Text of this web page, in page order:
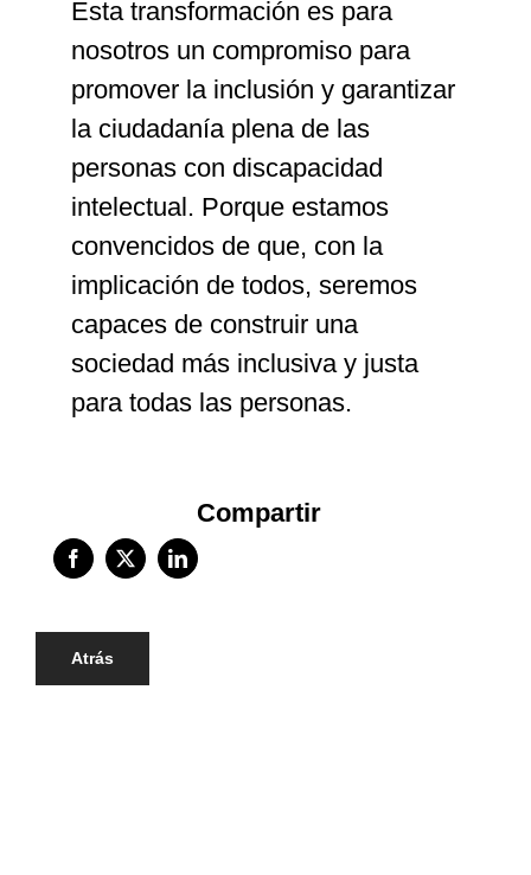
Esta transformación es para
nosotros un compromiso para
promover la inclusión y garantizar
la ciudadanía plena de las
personas con discapacidad
intelectual. Porque estamos
convencidos de que, con la
implicación de todos, seremos
capaces de construir una
sociedad más inclusiva y justa
para todas las personas.
Compartir
Atrás